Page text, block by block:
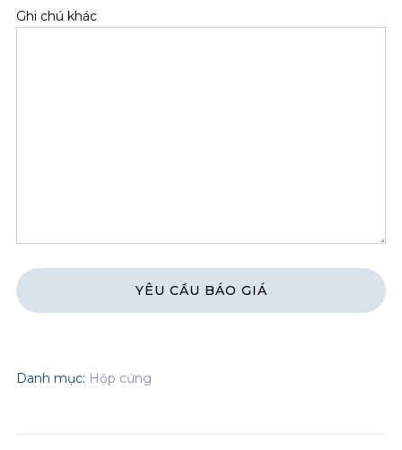
Ghi chú khác
Danh mục: Hộp cứng